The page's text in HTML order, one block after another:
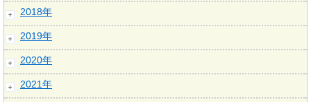
2018年
2019年
2020年
2021年